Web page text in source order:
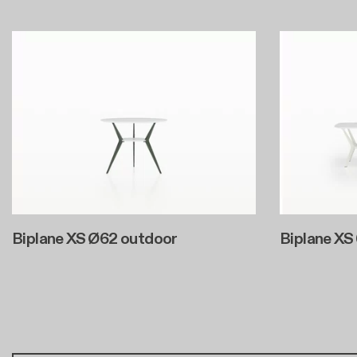
Biplane XS Ø62 outdoor Biplane